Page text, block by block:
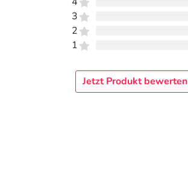
3
2
1
Jetzt Produkt bewerten